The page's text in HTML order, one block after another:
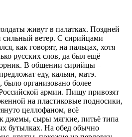
живут в палатках. Поздней
сильный ветер. С сирийцами
как говорят, на пальцах, хотя
русских слов, да был ещё
В общении сирийцы –
еду, кальян, матэ.
организовано более
армии. Пищу привозят
на пластиковые подносики,
целлофаном, всё
джемы, сыры мягкие, питьё типа
бутылках. На обед обычно